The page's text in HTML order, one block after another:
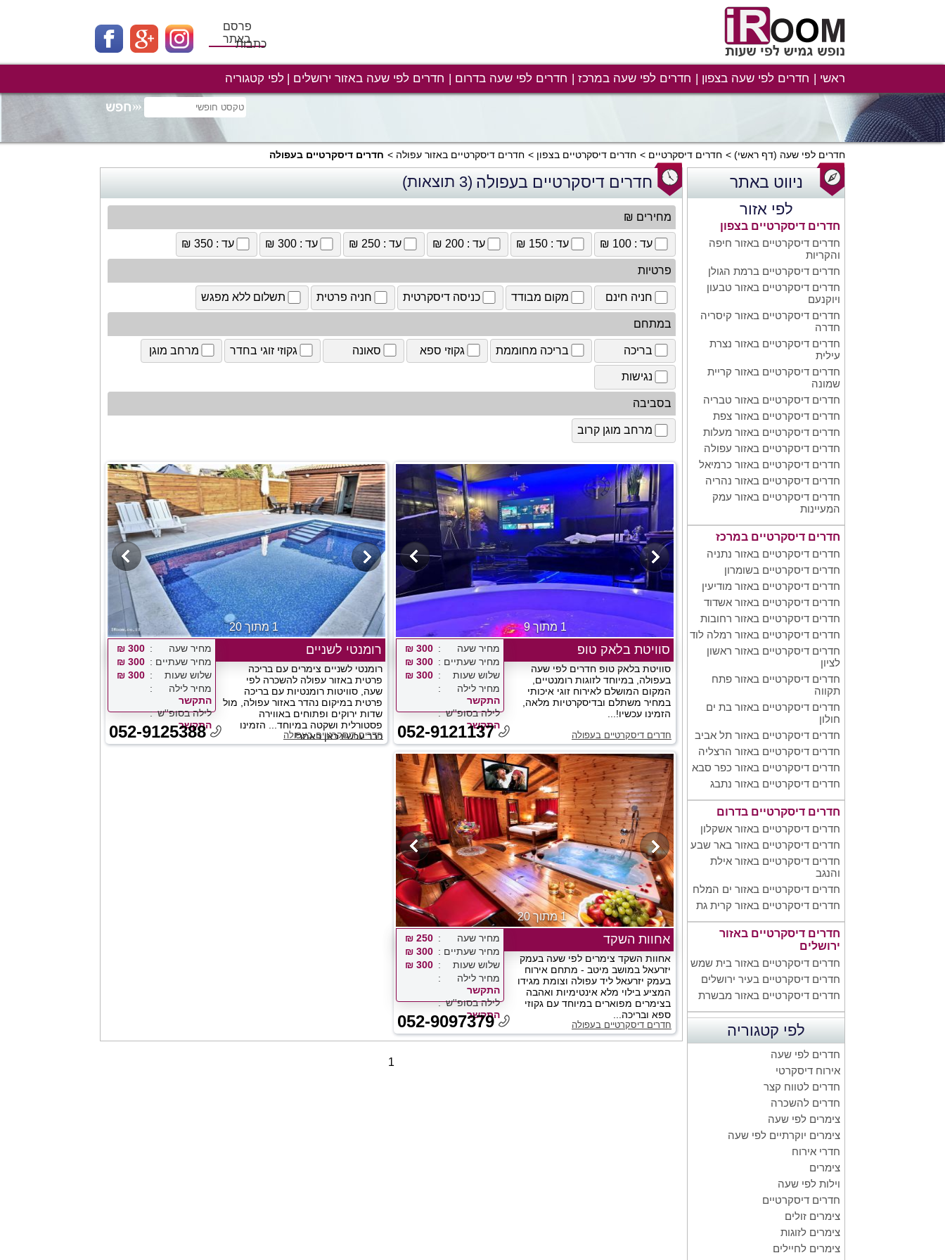
פרסם
באתרכתבות
ראשי חדרים לפי שעה בצפון חדרים לפי שעה במרכז חדרים לפי שעה בדרום חדרים לפי שעה באזור ירושלים לפי קטגוריה
חדרים לפי שעה (דף ראשי) חדרים דיסקרטיים חדרים דיסקרטיים בצפון חדרים דיסקרטיים באזור עפולה חדרים דיסקרטיים בעפולה
ניווט באתר
לפי אזור
חדרים דיסקרטיים בצפון
חדרים דיסקרטיים באזור חיפה
והקריות
חדרים דיסקרטיים ברמת הגולן
חדרים דיסקרטיים באזור טבעון
ויוקנעם
חדרים דיסקרטיים באזור קיסריה
חדרה
חדרים דיסקרטיים באזור נצרת
עילית
חדרים דיסקרטיים באזור קריית
שמונה
חדרים דיסקרטיים באזור טבריה
חדרים דיסקרטיים באזור צפת
חדרים דיסקרטיים באזור מעלות
חדרים דיסקרטיים באזור עפולה
חדרים דיסקרטיים באזור כרמיאל
חדרים דיסקרטיים באזור נהריה
חדרים דיסקרטיים באזור עמק
המעיינות
חדרים דיסקרטיים במרכז
חדרים דיסקרטיים באזור נתניה
חדרים דיסקרטיים בשומרון
חדרים דיסקרטיים באזור מודיעין
חדרים דיסקרטיים באזור אשדוד
חדרים דיסקרטיים באזור רחובות
חדרים דיסקרטיים באזור רמלה לוד
חדרים דיסקרטיים באזור ראשון
לציון
חדרים דיסקרטיים באזור פתח
תקווה
חדרים דיסקרטיים באזור בת ים
חולון
חדרים דיסקרטיים באזור תל אביב
חדרים דיסקרטיים באזור הרצליה
חדרים דיסקרטיים באזור כפר סבא
חדרים דיסקרטיים באזור נתבג
חדרים דיסקרטיים בדרום
חדרים דיסקרטיים באזור אשקלון
חדרים דיסקרטיים באזור באר שבע
חדרים דיסקרטיים באזור אילת
והנגב
חדרים דיסקרטיים באזור ים המלח
חדרים דיסקרטיים באזור קרית גת
חדרים דיסקרטיים באזור
ירושלים
חדרים דיסקרטיים באזור בית שמש
חדרים דיסקרטיים בעיר ירושלים
חדרים דיסקרטיים באזור מבשרת
לפי קטגוריה
חדרים לפי שעה
אירוח דיסקרטי
חדרים לטווח קצר
חדרים להשכרה
צימרים לפי שעה
צימרים יוקרתיים לפי שעה
חדרי אירוח
צימרים
וילות לפי שעה
חדרים דיסקרטיים
צימרים זולים
צימרים לזוגות
צימרים לחיילים
חדרים דיסקרטיים בעפולה (3 תוצאות)
מחירים ₪
עד : 100 ₪ עד : 150 ₪ עד : 200 ₪ עד : 250 ₪ עד : 300 ₪ עד : 350 ₪
פרטיות
חניה חינם מקום מבודד כניסה דיסקרטית חניה פרטית תשלום ללא מפגש
במתחם
בריכה בריכה מחוממת גקוזי ספא סאונה גקוזי זוגי בחדר מרחב מוגן
נגישות
בסביבה
מרחב מוגן קרוב
1 מתוך 9
סוויטת בלאק טופ
סוויטת בלאק טופ חדרים לפי שעה
בעפולה, במיוחד לזוגות רומנטיים,
המקום המושלם לאירוח זוגי איכותי
במחיר משתלם ובדיסקרטיות מלאה,
הזמינו עכשיו!...
חדרים דיסקרטיים בעפולה
מחיר שעה
300 ₪
מחיר שעתיים
300 ₪
שלוש שעות
300 ₪
מחיר לילה
התקשר
לילה בסופ''ש
התקשר
052-9121137
1 מתוך 20
רומנטי לשניים
רומנטי לשניים צימרים עם בריכה
פרטית באזור עפולה להשכרה לפי
שעה, סוויטות רומנטיות עם בריכה
פרטית במיקום נהדר באזור עפולה, מול
שדות ירוקים ופתוחים באווירה
פסטורלית ושקטה במיוחד... הזמינו
כבר עכשיו כאן באתר!...
חדרים דיסקרטיים בעפולה
מחיר שעה
300 ₪
מחיר שעתיים
300 ₪
שלוש שעות
300 ₪
מחיר לילה
התקשר
לילה בסופ''ש
התקשר
052-9125388
1 מתוך 20
אחוות השקד
אחוות השקד צימרים לפי שעה בעמק
יזרעאל במושב מיטב - מתחם אירוח
בעמק יזרעאל ליד עפולה וצומת מגידו
המציע בילוי מלא אינטימיות ואהבה
בצימרים מפוארים במיוחד עם גקוזי
ספא ובריכה...
חדרים דיסקרטיים בעפולה
מחיר שעה
250 ₪
מחיר שעתיים
300 ₪
שלוש שעות
300 ₪
מחיר לילה
התקשר
לילה בסופ''ש
התקשר
052-9097379
1